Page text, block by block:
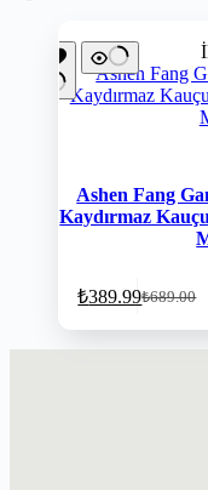
Ashen Fang
Kaydırmaz
₺689.00
₺389.99